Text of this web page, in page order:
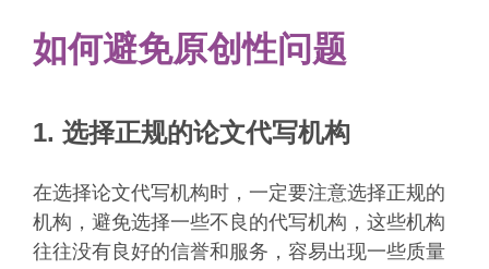
如何避免原创性问题
1. 选择正规的论文代写机构
在选择论文代写机构时，一定要注意选择正规的
机构，避免选择一些不良的代写机构，这些机构
往往没有良好的信誉和服务，容易出现一些质量